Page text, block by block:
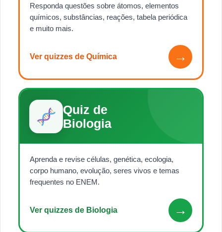
Responda questões sobre átomos, elementos
químicos, substâncias, reações, tabela periódica
e muito mais.
Ver quizzes de Química →
Quiz de
Biologia
Aprenda e revise células, genética, ecologia,
corpo humano, evolução, seres vivos e temas
frequentes no ENEM.
Ver quizzes de Biologia →